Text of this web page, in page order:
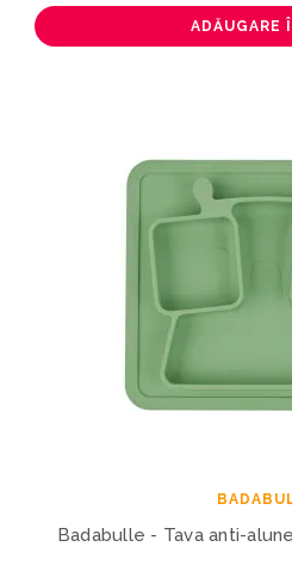
ADĂUGARE
Badabulle - Tava anti-